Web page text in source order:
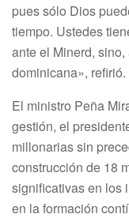
pues sólo Dios
tiempo. Ustedes
ante el Minerd,
dominicana», refirió.
El ministro Peña
gestión, el
millonarias sin
construcción de 18
significativas en los
en la formación